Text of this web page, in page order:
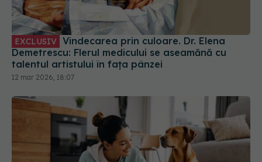
EXCLUSIV
Demetrescu: Flerul medicului se aseamănă cu
talentul artistului în fața pânzei
12 mar 2026, 18:07